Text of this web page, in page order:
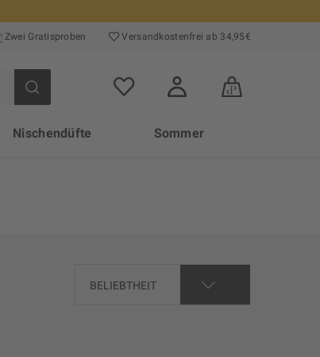
Zwei Gratisproben Versand­kosten­frei ab 34,95€
Nischendüfte Sommer